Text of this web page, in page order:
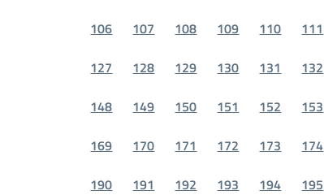
106
107 108 109 110 111
127
128 129 130 131 132
148
149 150 151 152 153
169
170 171 172 173 174
190
191 192 193 194 195